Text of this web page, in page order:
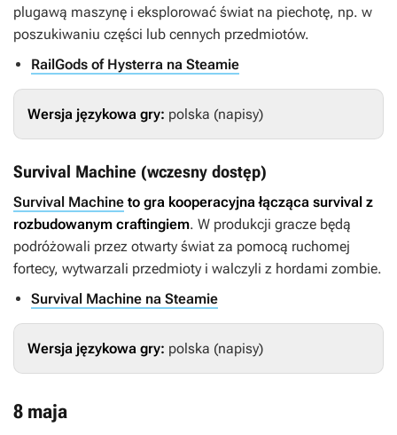
plugawą maszynę i eksplorować świat na piechotę, np. w
poszukiwaniu części lub cennych przedmiotów.
RailGods of Hysterra na Steamie
Wersja językowa gry: polska (napisy)
Survival Machine (wczesny dostęp)
Survival Machine to gra kooperacyjna łącząca survival z
rozbudowanym craftingiem. W produkcji gracze będą
podróżowali przez otwarty świat za pomocą ruchomej
fortecy, wytwarzali przedmioty i walczyli z hordami zombie.
Survival Machine na Steamie
Wersja językowa gry: polska (napisy)
8 maja